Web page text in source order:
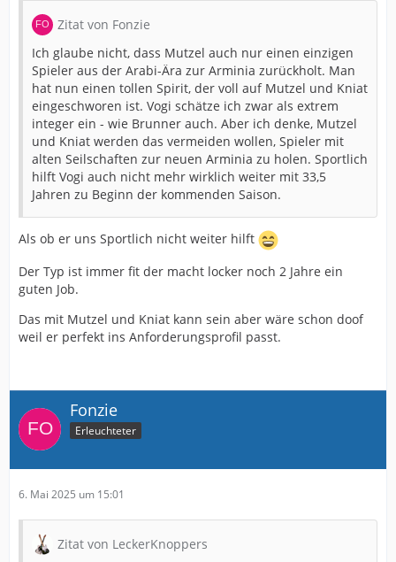
Zitat von Fonzie
Ich glaube nicht, dass Mutzel auch nur einen einzigen
Spieler aus der Arabi-Ära zur Arminia zurückholt. Man
hat nun einen tollen Spirit, der voll auf Mutzel und Kniat
eingeschworen ist. Vogi schätze ich zwar als extrem
integer ein - wie Brunner auch. Aber ich denke, Mutzel
und Kniat werden das vermeiden wollen, Spieler mit
alten Seilschaften zur neuen Arminia zu holen. Sportlich
hilft Vogi auch nicht mehr wirklich weiter mit 33,5
Jahren zu Beginn der kommenden Saison.
Als ob er uns Sportlich nicht weiter hilft
Der Typ ist immer fit der macht locker noch 2 Jahre ein
guten Job.
Das mit Mutzel und Kniat kann sein aber wäre schon doof
weil er perfekt ins Anforderungsprofil passt.
Fonzie
Erleuchteter
6. Mai 2025 um 15:01
Zitat von LeckerKnoppers